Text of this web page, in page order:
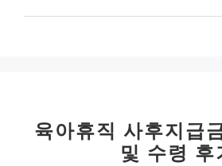
육아휴직 사후지급
및 수령 후